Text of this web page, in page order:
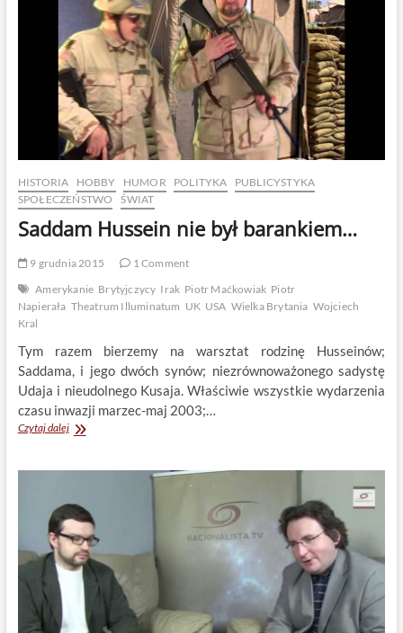
HISTORIA HOBBY HUMOR POLITYKA
PUBLICYSTYKA
SPOŁECZEŃSTWO
ŚWIAT
Saddam Hussein nie był barankiem…
9 grudnia 2015
1 Comment
Amerykanie Brytyjczycy Irak Piotr Maćkowiak Piotr
Napierała Theatrum Illuminatum UK USA Wielka Brytania Wojciech
Kral
Tym razem bierzemy na warsztat rodzinę Husseinów;
Saddama, i jego dwóch synów; niezrównoważonego sadystę
Udaja i nieudolnego Kusaja. Właściwie wszystkie wydarzenia
czasu inwazji marzec-maj 2003;…
Czytaj dalejSaddam
był